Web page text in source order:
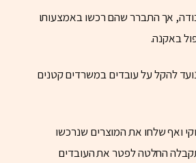
אך התברר שהם רכשו באמצעותו
באקנה.
לארוחות צהריים וערב, נועד להקל על עובדים במשרדים קטנים
ואף שלחו את המוצרים שנרכשו
החלטה לפטר את העובדים